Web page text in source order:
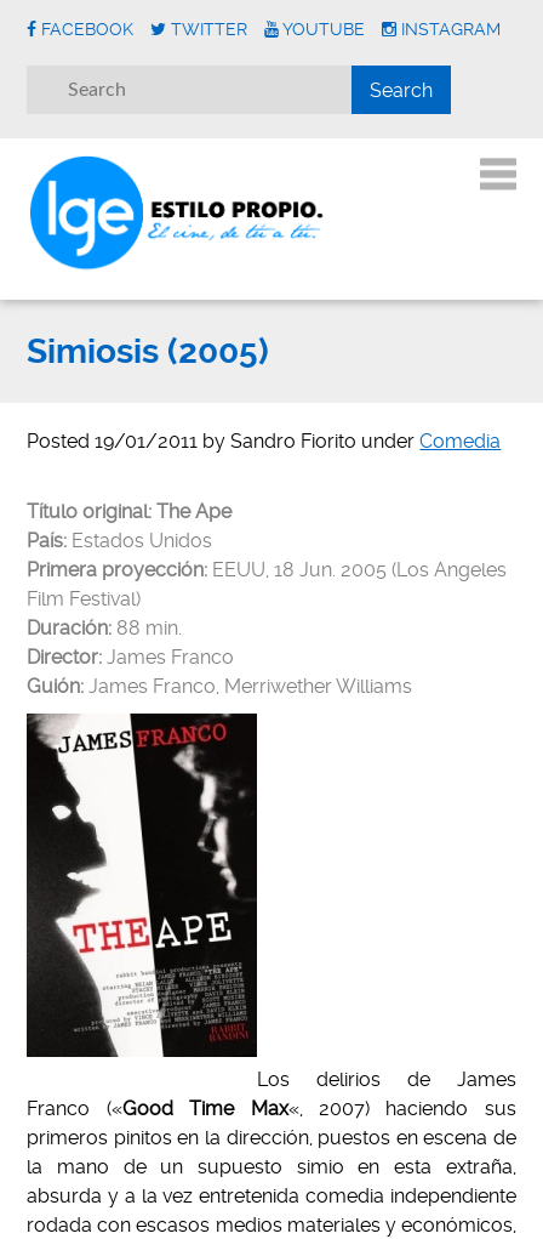
FACEBOOK TWITTER YOUTUBE INSTAGRAM
Simiosis (2005)
Posted19/01/2011 bySandro Fiorito underComedia
Título original:The Ape
País: Estados Unidos
Primera proyección: EEUU, 18 Jun. 2005 (Los Angeles
Film Festival)
Duración: 88 min.
Director:James Franco
Guión:James Franco, Merriwether Williams
Los delirios de James
Franco («Good Time Max«, 2007) haciendo sus
primeros pinitos en la dirección, puestos en escena de
la mano de un supuesto simio en esta extraña,
absurda y a la vez entretenida comedia independiente
rodada con escasos medios materiales y económicos,